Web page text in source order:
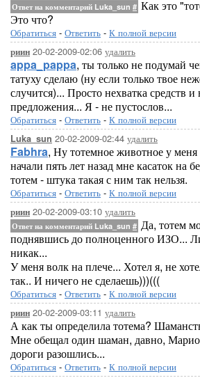
Ответ на комментарий Luka_sun # Как это
Это что?
Обратиться - Ответить - К полной версии
риин 20-02-2009-02:06 удалить
appa_pappa, ты только не подумай
татуху сделаю (ну если только твое
случится)... Просто нехватка средств
предложения... Я - не пустослов...
Обратиться - Ответить - К полной версии
Luka_sun 20-02-2009-02:44 удалить
Fabhra, Ну тотемное животное у меня
начали пять лет назад мне касаток на
тотем - штука такая с ним так нельзя.
Обратиться - Ответить - К полной версии
риин 20-02-2009-03:10 удалить
Ответ на комментарий Luka_sun # Да, тотем
поднявшись до полноценного ИЗО...
никак...
У меня волк на плече... Хотел я, не
так.. И ничего не сделаешь)))(((
Обратиться - Ответить - К полной версии
риин 20-02-2009-03:11 удалить
А как ты определила тотема?
Мне обещал один шаман, давно,
дороги разошлись...
Обратиться - Ответить - К полной версии